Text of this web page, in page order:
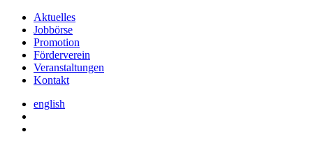
Aktuelles
Jobbörse
Promotion
Förderverein
Veranstaltungen
Kontakt
english